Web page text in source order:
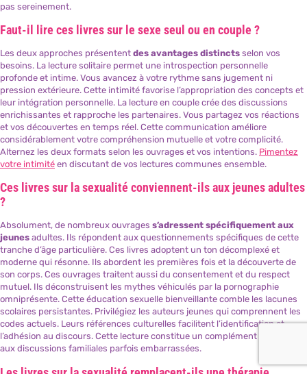
pas sereinement.
Faut-il lire ces livres sur le sexe seul ou en couple ?
Les deux approches présentent des avantages distincts selon vos
besoins. La lecture solitaire permet une introspection personnelle
profonde et intime. Vous avancez à votre rythme sans jugement ni
pression extérieure. Cette intimité favorise l’appropriation des concepts et
leur intégration personnelle. La lecture en couple crée des discussions
enrichissantes et rapproche les partenaires. Vous partagez vos réactions
et vos découvertes en temps réel. Cette communication améliore
considérablement votre compréhension mutuelle et votre complicité.
Alternez les deux formats selon les ouvrages et vos intentions. Pimentez
votre intimité en discutant de vos lectures communes ensemble.
Ces livres sur la sexualité conviennent-ils aux jeunes adultes
?
Absolument, de nombreux ouvrages s’adressent spécifiquement aux
jeunes adultes. Ils répondent aux questionnements spécifiques de cette
tranche d’âge particulière. Ces livres adoptent un ton décomplexé et
moderne qui résonne. Ils abordent les premières fois et la découverte de
son corps. Ces ouvrages traitent aussi du consentement et du respect
mutuel. Ils déconstruisent les mythes véhiculés par la pornographie
omniprésente. Cette éducation sexuelle bienveillante comble les lacunes
scolaires persistantes. Privilégiez les auteurs jeunes qui comprennent les
codes actuels. Leurs références culturelles facilitent l’identification et
l’adhésion au discours. Cette lecture constitue un complément précieux
aux discussions familiales parfois embarrassées.